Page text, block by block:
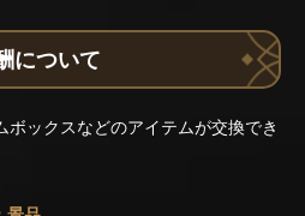
について
ボックスなどのアイテムが交換でき